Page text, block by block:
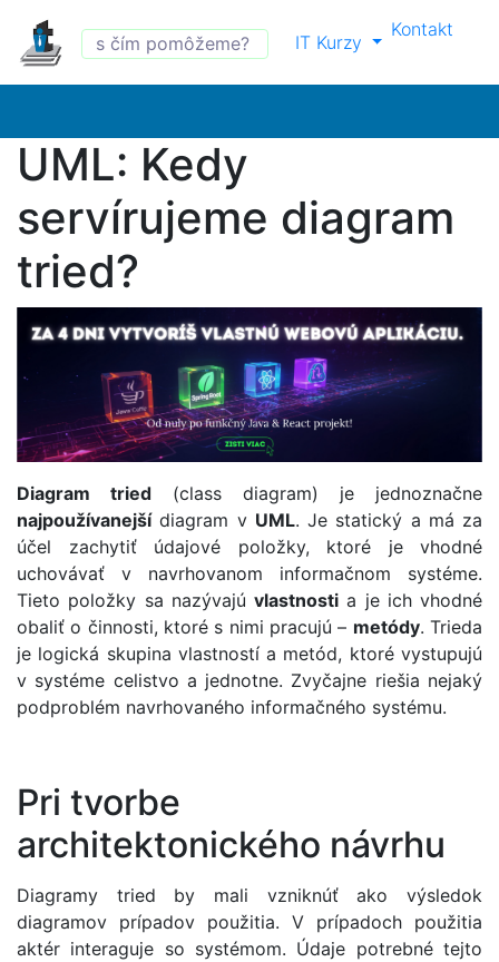
IT Kurzy
Kontakt
UML: Kedy
servírujeme diagram
tried?
Diagram tried (class diagram) je jednoznačne
najpoužívanejšídiagram v UML. Je statický a má za
účel zachytiť údajové položky, ktoré je vhodné
uchovávať v navrhovanom informačnom systéme.
Tieto položky sa nazývajú vlastnosti a je ich vhodné
obaliť o činnosti, ktoré s nimi pracujú – metódy. Trieda
je logická skupina vlastností a metód, ktoré vystupujú
v systéme celistvo a jednotne. Zvyčajne riešia nejaký
podproblém navrhovaného informačného systému.
Pri tvorbe
architektonického návrhu
Diagramy tried by mali vzniknúť ako výsledok
diagramov prípadov použitia. V prípadoch použitia
aktér interaguje so systémom. Údaje potrebné tejto